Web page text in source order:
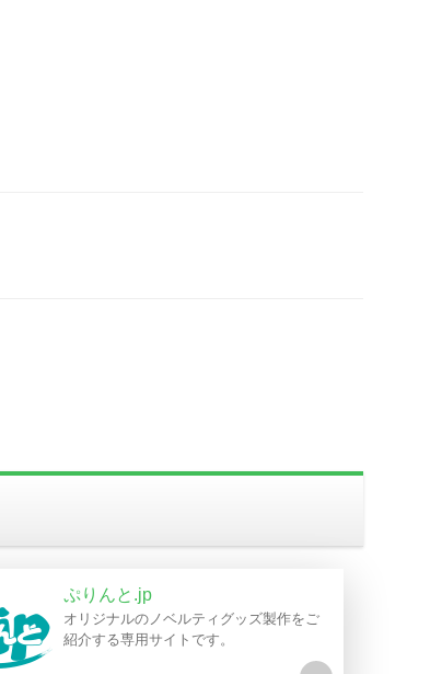
ぷりんと.jp
オリジナルのノベルティグッズ製作をご
紹介する専用サイトです。